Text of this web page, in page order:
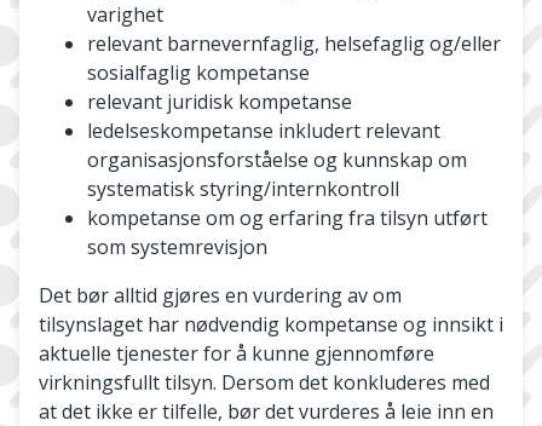
varighet
relevant barnevernfaglig, helsefaglig og/eller
sosialfaglig kompetanse
relevant juridisk kompetanse
ledelseskompetanse inkludert relevant
organisasjonsforståelse og kunnskap om
systematisk styring/internkontroll
kompetanse om og erfaring fra tilsyn utført
som systemrevisjon
Det bør alltid gjøres en vurdering av om
tilsynslaget har nødvendig kompetanse og innsikt i
aktuelle tjenester for å kunne gjennomføre
virkningsfullt tilsyn. Dersom det konkluderes med
at det ikke er tilfelle, bør det vurderes å leie inn en